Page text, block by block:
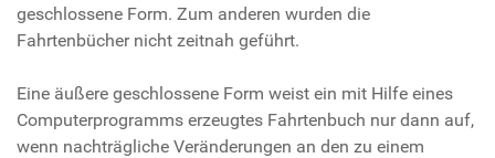
geschlossene Form. Zum anderen wurden die
Fahrtenbücher nicht zeitnah geführt.
Eine äußere geschlossene Form weist ein mit Hilfe eines
Computerprogramms erzeugtes Fahrtenbuch nur dann auf,
wenn nachträgliche Veränderungen an den zu einem